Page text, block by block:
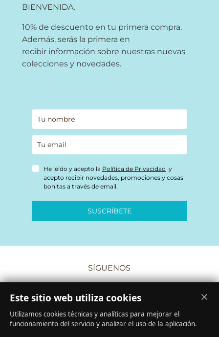
BIENVENIDA.
10% de descuento en tu primera compra.
Además, serás la primera en
recibir información sobre nuestras nuevas
colecciones y novedades.
He leído y acepto la Política de Privacidad y
acepto recibir novedades, promociones y cosas
bonitas a través de email.
SUSCRÍBETE
SÍGUENOS
Este sitio web utiliza cookies
Utilizamos cookies técnicas y analíticas para mejorar el
funcionamiento del servicio y analizar el uso de la aplicación.